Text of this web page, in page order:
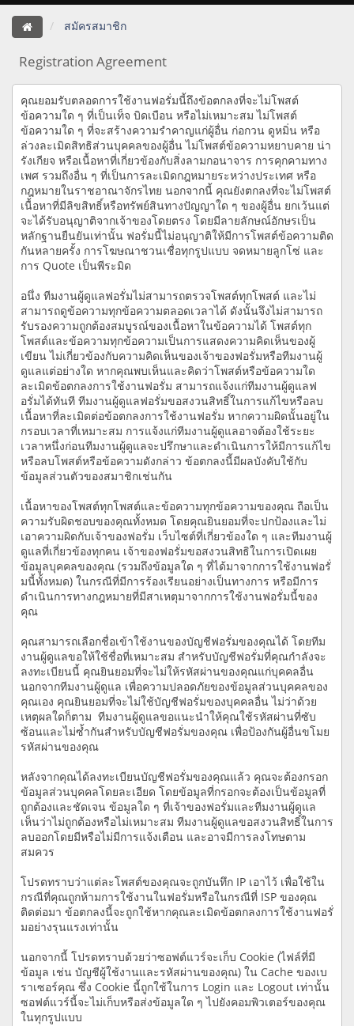
สมัครสมาชิก
Registration Agreement
คุณยอมรับตลอดการใช้งานฟอรั่มนี้ถึงข้อตกลงที่จะไม่โพสต์
ข้อความใด ๆ ที่เป็นเท็จ บิดเบือน หรือไม่เหมาะสม ไม่โพสต์
ข้อความใด ๆ ที่จะสร้างความรำคาญแก่ผู้อื่น ก่อกวน ดูหมิ่น หรือ
ล่วงละเมิดสิทธิส่วนบุคคลของผู้อื่น ไม่โพสต์ข้อความหยาบคาย น่า
รังเกียจ หรือเนื้อหาที่เกี่ยวข้องกับสิ่งลามกอนาจาร การคุกคามทาง
เพศ รวมถึงอื่น ๆ ที่เป็นการละเมิดกฎหมายระหว่างประเทศ หรือ
กฎหมายในราชอาณาจักรไทย นอกจากนี้ คุณยังตกลงที่จะไม่โพสต์
เนื้อหาที่มีลิขสิทธิ์หรือทรัพย์สินทางปัญญาใด ๆ ของผู้อื่น ยกเว้นแต่
จะได้รับอนุญาติจากเจ้าของโดยตรง โดยมีลายลักษณ์อักษรเป็น
หลักฐานยืนยันเท่านั้น ฟอรั่มนี้ไม่อนุญาติให้มีการโพสต์ข้อความติด
กันหลายครั้ง การโฆษณาชวนเชื่อทุกรูปแบบ จดหมายลูกโซ่ และ
การ Quote เป็นพีระมิด
อนึ่ง ทีมงานผู้ดูแลฟอรั่มไม่สามารถตรวจโพสต์ทุกโพสต์ และไม่
สามารถดูข้อความทุกข้อความตลอดเวลาได้ ดังนั้นจึงไม่สามารถ
รับรองความถูกต้องสมบูรณ์ของเนื้อหาในข้อความได้ โพสต์ทุก
โพสต์และข้อความทุกข้อความเป็นการแสดงความคิดเห็นของผู้
เขียน ไม่เกี่ยวข้องกับความคิดเห็นของเจ้าของฟอรั่มหรือทีมงานผู้
ดูแลแต่อย่างใด หากคุณพบเห็นและคิดว่าโพสต์หรือข้อความใด
ละเมิดข้อตกลงการใช้งานฟอรั่ม สามารถแจ้งแก่ทีมงานผู้ดูแลฟ
อรั่มได้ทันที ทีมงานผู้ดูแลฟอรั่มขอสงวนสิทธิ์ในการแก้ไขหรือลบ
เนื้อหาที่ละเมิดต่อข้อตกลงการใช้งานฟอรั่ม หากความผิดนั้นอยู่ใน
กรอบเวลาที่เหมาะสม การแจ้งแก่ทีมงานผู้ดูแลอาจต้องใช้ระยะ
เวลาหนึ่งก่อนทีมงานผู้ดูแลจะปรึกษาและดำเนินการให้มีการแก้ไข
หรือลบโพสต์หรือข้อความดังกล่าว ข้อตกลงนี้มีผลบังคับใช้กับ
ข้อมูลส่วนตัวของสมาชิกเช่นกัน
เนื้อหาของโพสต์ทุกโพสต์และข้อความทุกข้อความของคุณ ถือเป็น
ความรับผิดชอบของคุณทั้งหมด โดยคุณยินยอมที่จะปกป้องและไม่
เอาความผิดกับเจ้าของฟอรั่ม เว็บไซต์ที่เกี่ยวข้องใด ๆ และทีมงานผู้
ดูแลที่เกี่ยวข้องทุกคน เจ้าของฟอรั่มขอสงวนสิทธิในการเปิดเผย
ข้อมูลบุคคลของคุณ (รวมถึงข้อมูลใด ๆ ที่ได้มาจากการใช้งานฟอรั่
มนี้ทั้งหมด) ในกรณีที่มีการร้องเรียนอย่างเป็นทางการ หรือมีการ
ดำเนินการทางกฎหมายที่มีสาเหตุมาจากการใช้งานฟอรั่มนี้ของ
คุณ
คุณสามารถเลือกชื่อเข้าใช้งานของบัญชีฟอรั่มของคุณได้ โดยทีม
งานผู้ดูแลขอให้ใช้ชื่อที่เหมาะสม สำหรับบัญชีฟอรั่มที่คุณกำลังจะ
ลงทะเบียนนี้ คุณยินยอมที่จะไม่ให้รหัสผ่านของคุณแก่บุคคลอื่น
นอกจากทีมงานผู้ดูแล เพื่อความปลอดภัยของข้อมูลส่วนบุคคลของ
คุณเอง คุณยินยอมที่จะไม่ใช้บัญชีฟอรั่มของบุคคลอื่น ไม่ว่าด้วย
เหตุผลใดก็ตาม ทีมงานผู้ดูแลขอแนะนำให้คุณใช้รหัสผ่านที่ซับ
ซ้อนและไม่ซ้ำกันสำหรับบัญชีฟอรั่มของคุณ เพื่อป้องกันผู้อื่นขโมย
รหัสผ่านของคุณ
หลังจากคุณได้ลงทะเบียนบัญชีฟอรั่มของคุณแล้ว คุณจะต้องกรอก
ข้อมูลส่วนบุคคลโดยละเอียด โดยข้อมูลที่กรอกจะต้องเป็นข้อมูลที่
ถูกต้องและชัดเจน ข้อมูลใด ๆ ที่เจ้าของฟอรั่มและทีมงานผู้ดูแล
เห็นว่าไม่ถูกต้องหรือไม่เหมาะสม ทีมงานผู้ดูแลขอสงวนสิทธิ์ในการ
ลบออกโดยมีหรือไม่มีการแจ้งเตือน และอาจมีการลงโทษตาม
สมควร
โปรดทราบว่าแต่ละโพสต์ของคุณจะถูกบันทึก IP เอาไว้ เพื่อใช้ใน
กรณีที่คุณถูกห้ามการใช้งานในฟอรั่มหรือในกรณีที่ ISP ของคุณ
ติดต่อมา ข้อตกลงนี้จะถูกใช้หากคุณละเมิดข้อตกลงการใช้งานฟอรั่
มอย่างรุนแรงเท่านั้น
นอกจากนี้ โปรดทราบด้วยว่าซอฟต์แวร์จะเก็บ Cookie (ไฟล์ที่มี
ข้อมูล เช่น บัญชีผู้ใช้งานและรหัสผ่านของคุณ) ใน Cache ของเบ
ราเซอร์คุณ ซึ่ง Cookie นี้ถูกใช้ในการ Login และ Logout เท่านั้น
ซอฟต์แวร์นี้จะไม่เก็บหรือส่งข้อมูลใด ๆ ไปยังคอมพิวเตอร์ของคุณ
ในทุกรูปแบบ